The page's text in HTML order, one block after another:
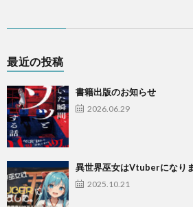
最近の投稿
書籍出版のお知らせ
2026.06.29
異世界巫女はVtuberになり
2025.10.21